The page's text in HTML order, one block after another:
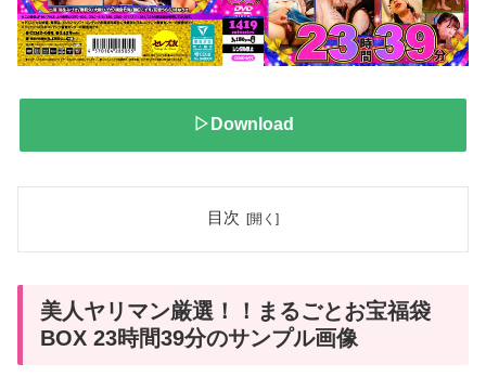
▷Download
目次
美人ヤリマン厳選！！まるごとお宝福袋
BOX 23時間39分のサンプル画像